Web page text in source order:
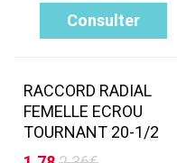
Consulter
RACCORD RADIAL
FEMELLE ECROU
TOURNANT 20-1/2